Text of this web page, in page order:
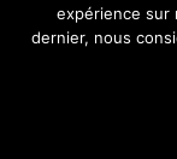
expérience sur
dernier, nous